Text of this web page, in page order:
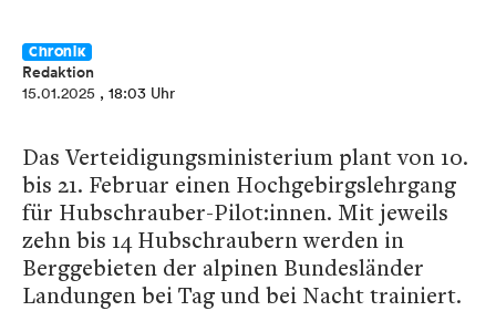
Chronik
Redaktion
15.01.2025 , 18:03 Uhr
Das Verteidigungsministerium plant von 10.
bis 21. Februar einen Hochgebirgslehrgang
für Hubschrauber-Pilot:innen. Mit jeweils
zehn bis 14 Hubschraubern werden in
Berggebieten der alpinen Bundesländer
Landungen bei Tag und bei Nacht trainiert.